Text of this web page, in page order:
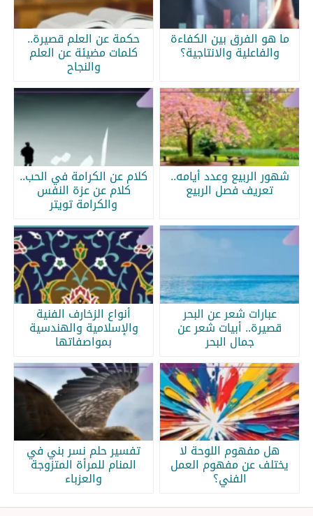
ما هو الفرق بين الكفاءة
والفاعلية والانتاجية؟
حكمة عن العلم قصيرة..
كلمات مضيئة عن العلم
والنجاح
شهور الربيع وعدد أيامه..
تعريف فصل الربيع
كلام عن الكرامة في الحب..
كلام عن عزة النفس
والكرامة تويتر
عبارات شعر عن البحر
قصيرة.. أبيات شعر عن
جمال البحر
أنواع الزخارف الفنية
والإسلامية والهندسية
بمواصفاتها
هل مفهوم اللوحة لا
يختلف عن مفهوم العمل
الفني؟
تفسير حلم نسر بني في
المنام للمرأة المتزوجة
والعزباء